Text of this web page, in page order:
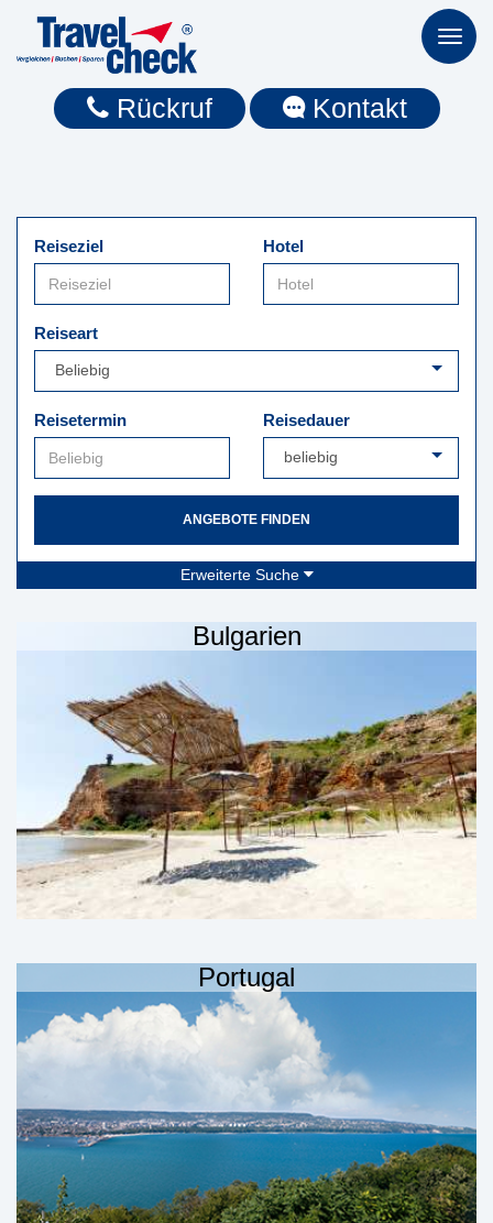
Toggle
Rückruf Kontakt
Reiseziel Hotel
Reiseart
Reisetermin Reisedauer
ANGEBOTE FINDEN
Erweiterte Suche
Bulgarien
Portugal